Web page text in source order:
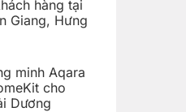
hàng tại
Giang, Hưng
minh Aqara
cho
Dương